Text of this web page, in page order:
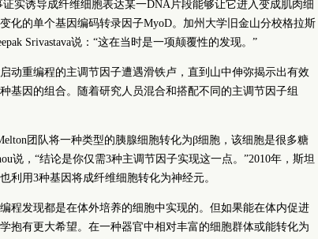
证实诱导成纤维细胞表达某一DNA片段能够让它进入变成肌肉细
化的单个基因编码转录因子MyoD。加州大学旧金山分校格拉斯
Srivastava说：“这在当时是一项颠覆性的发现。”
动重编程的主调节因子遭遇滑铁卢，直到山中伸弥揭示出有效
基因的组合。随着研究人员混合和搭配不同的主调节因子组
团队将一种类型的胰腺细胞转化为β细胞，该细胞是很多糖
说，“结论是你仅需3种主调节因子实现这一点。”2010年，斯坦
利用3种基因将成纤维细胞转化为神经元。
程发现都是在体外培养的细胞中实现的。但如果能在体内促进
抱有更大希望。在一种器官中相对丰富的细胞群体或能转化为